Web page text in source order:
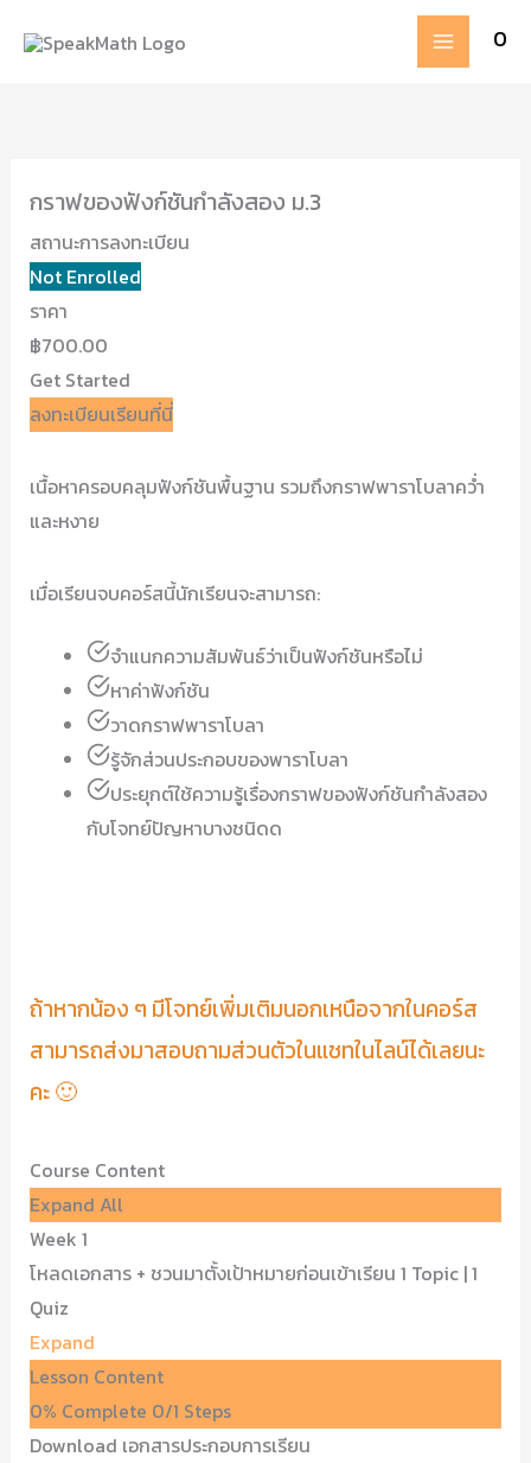
MAIN
MENU
0
กราฟของฟังก์ชันกำลังสอง ม.3
สถานะการลงทะเบียน
Not Enrolled
ราคา
฿700.00
Get Started
ลงทะเบียนเรียนที่นี่
เนื้อหาครอบคลุมฟังก์ชันพื้นฐาน รวมถึงกราฟพาราโบลาคว่ำ
และหงาย
เมื่อเรียนจบคอร์สนี้นักเรียนจะสามารถ:
จำแนกความสัมพันธ์ว่าเป็นฟังก์ชันหรือไม่
หาค่าฟังก์ชัน
วาดกราฟพาราโบลา
รู้จักส่วนประกอบของพาราโบลา
ประยุกต์ใช้ความรู้เรื่องกราฟของฟังก์ชันกำลังสอง
กับโจทย์ปัญหาบางชนิดด
ถ้าหากน้อง ๆ มีโจทย์เพิ่มเติมนอกเหนือจากในคอร์ส
สามารถส่งมาสอบถามส่วนตัวในแชทในไลน์ได้เลยนะ
คะ 🙂
Course Content
Expand All
Week 1
โหลดเอกสาร + ชวนมาตั้งเป้าหมายก่อนเข้าเรียน 1 Topic |1
Quiz
Expand
Lesson Content
0% Complete 0/1 Steps
Download เอกสารประกอบการเรียน